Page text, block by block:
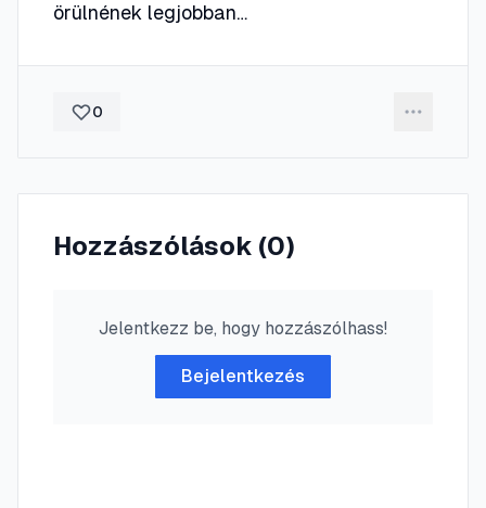
örülnének legjobban…
0
Hozzászólások (0)
Jelentkezz be, hogy hozzászólhass!
Bejelentkezés